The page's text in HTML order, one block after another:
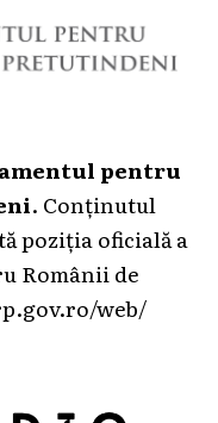
pentru
. Conținutul
poziția oficială a
Românii de
web/